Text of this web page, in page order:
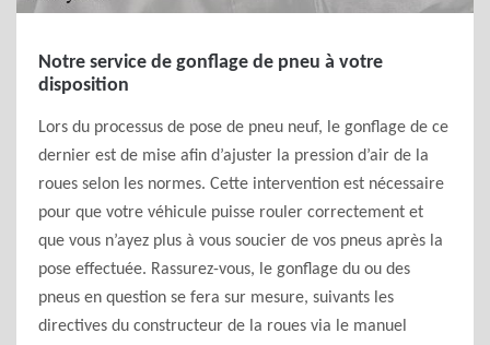
Notre service de gonflage de pneu à votre
disposition
Lors du processus de pose de pneu neuf, le gonflage de ce
dernier est de mise afin d’ajuster la pression d’air de la
roues selon les normes. Cette intervention est nécessaire
pour que votre véhicule puisse rouler correctement et
que vous n’ayez plus à vous soucier de vos pneus après la
pose effectuée. Rassurez-vous, le gonflage du ou des
pneus en question se fera sur mesure, suivants les
directives du constructeur de la roues via le manuel